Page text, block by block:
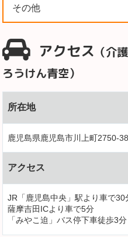
その他
アクセス （介
ろうけん青空）
所在地
鹿児島県鹿児島市川上町2750-38
アクセス
JR「鹿児島中央」駅より車で30
薩摩吉田ICより車で5分
「みやこ迫」バス停下車徒歩3分